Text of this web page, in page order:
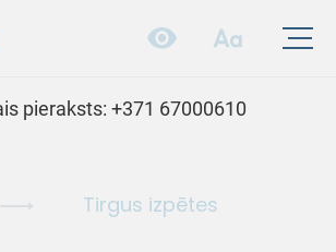
pieraksts: +371 67000610
Tirgus izpētes